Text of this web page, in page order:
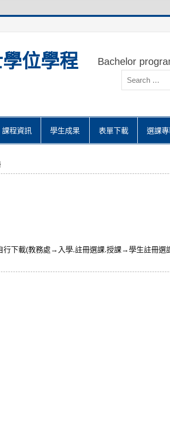
位學程 Bachelor
課程資訊 學生成果 表單下載 選課
行下載(教務處→入學.註冊選課.授課→學生註冊選